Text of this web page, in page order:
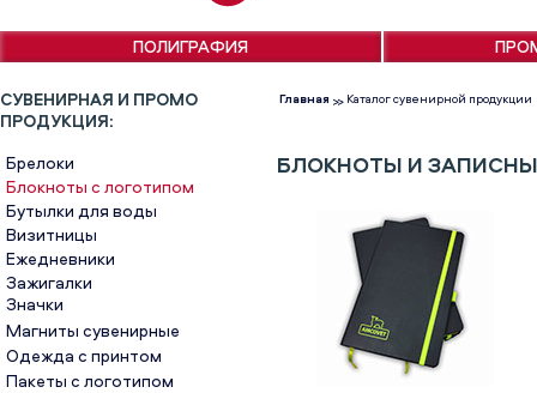
СУВЕНИРНАЯ И ПРОМО
ПРОДУКЦИЯ:
ПОЛИГРАФИЯ
Главная >> Каталог сувенирной продукции
Брелоки
Блокноты с логотипом
Бутылки для воды
Визитницы
Ежедневники
Зажигалки
Значки
Магниты сувенирные
Одежда с принтом
Пакеты с логотипом
БЛОКНОТЫ И